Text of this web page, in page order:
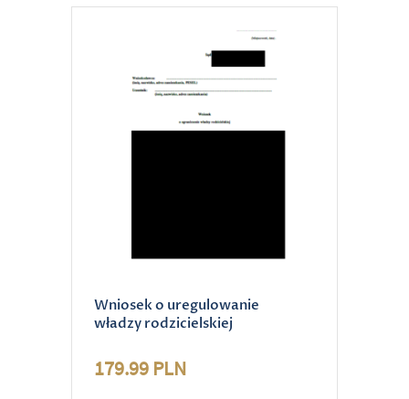
Wniosek o uregulowanie
władzy rodzicielskiej
179.99 PLN